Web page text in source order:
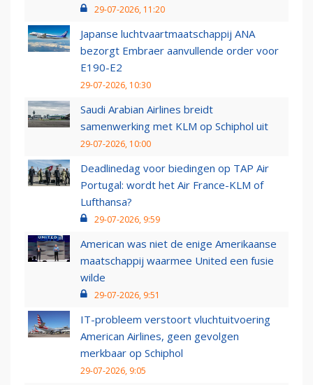
29-07-2026, 11:20
Japanse luchtvaartmaatschappij ANA
bezorgt Embraer aanvullende order voor
E190-E2
29-07-2026, 10:30
Saudi Arabian Airlines breidt
samenwerking met KLM op Schiphol uit
29-07-2026, 10:00
Deadlinedag voor biedingen op TAP Air
Portugal: wordt het Air France-KLM of
Lufthansa?
29-07-2026, 9:59
American was niet de enige Amerikaanse
maatschappij waarmee United een fusie
wilde
29-07-2026, 9:51
IT-probleem verstoort vluchtuitvoering
American Airlines, geen gevolgen
merkbaar op Schiphol
29-07-2026, 9:05